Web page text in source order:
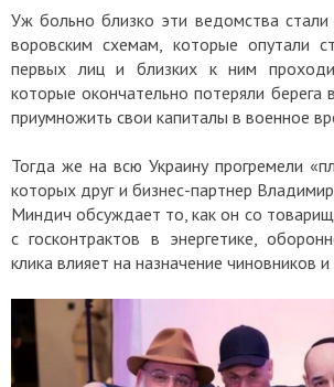
Уж больно близко эти ведомства стали
воровским схемам, которые опутали
первых лиц и близких к ним
которые окончательно потеряли берега
приумножить свои капиталы в военное
Тогда же на всю Украину прогремели
которых друг и бизнес-партнер
Миндич обсуждает то, как он со
с госконтрактов в энергетике,
клика влияет на назначение чиновников и